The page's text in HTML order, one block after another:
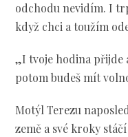
odchodu nevidím. I
když chci a toužím
„I tvoje hodina přijde
potom budeš mít
Motýl Terezu
země a své kroky